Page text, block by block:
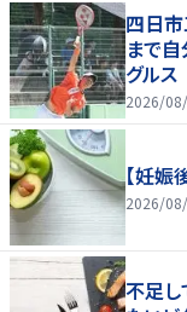
四日市
まで
グルス
2026/
【妊娠
2026/
不足し